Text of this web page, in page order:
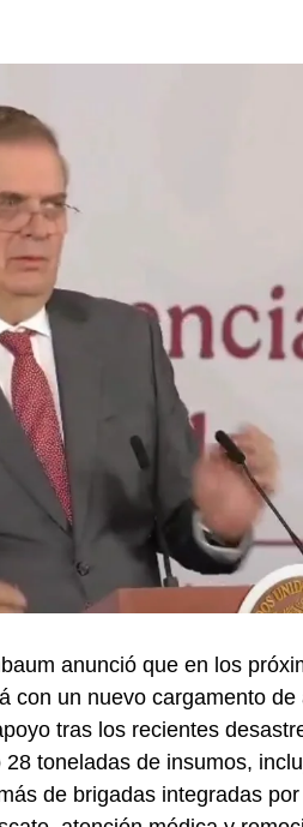
anunció que en los
con un nuevo cargamento
tras los recientes
toneladas de insumos,
de brigadas integradas